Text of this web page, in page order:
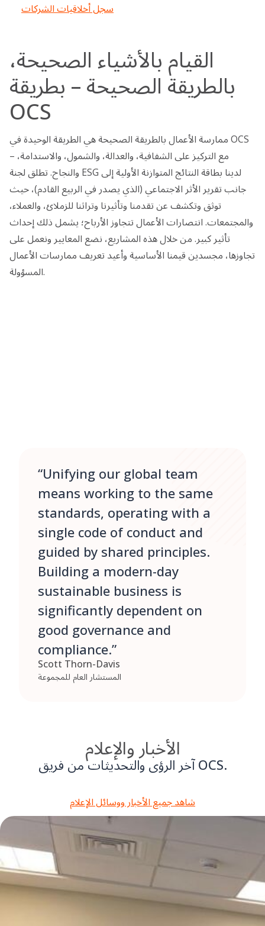
سجل أخلاقيات الشركات
القيام بالأشياء الصحيحة،
بالطريقة الصحيحة – بطريقة
OCS
ممارسة الأعمال بالطريقة الصحيحة هي الطريقة الوحيدة في OCS
– مع التركيز على الشفافية، والعدالة، والشمول، والاستدامة،
والنجاح. تطلق لجنة ESG لدينا بطاقة النتائج المتوازنة الأولية إلى
جانب تقرير الأثر الاجتماعي (الذي يصدر في الربيع القادم)، حيث
توثق وتكشف عن تقدمنا وتأثيرنا وتراثنا للزملائ، والعملاء،
والمجتمعات. انتصارات الأعمال تتجاوز الأرباح؛ يشمل ذلك إحداث
تأثير كبير. من خلال هذه المشاريع، نضع المعايير ونعمل على
تجاوزها، مجسدين قيمنا الأساسية وأعيد تعريف ممارسات الأعمال
المسؤولة.
“Unifying our global team
means working to the same
standards, operating with a
single code of conduct and
guided by shared principles.
Building a modern-day
sustainable business is
significantly dependent on
good governance and
compliance.”
Scott Thorn-Davis
المستشار العام للمجموعة
الأخبار والإعلام
آخر الرؤى والتحديثات من فريق OCS.
شاهد جميع الأخبار ووسائل الإعلام